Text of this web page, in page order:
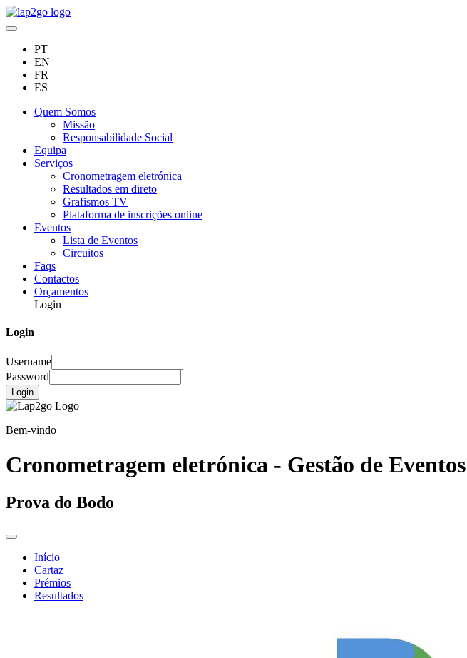
PT
EN
FR
ES
Quem Somos
Missão
Responsabilidade Social
Equipa
Serviços
Cronometragem eletrónica
Resultados em direto
Grafismos TV
Plataforma de inscrições online
Eventos
Lista de Eventos
Circuitos
Faqs
Contactos
Orçamentos
Login
Login
Username
Password
Login
Bem-vindo
Cronometragem eletrónica - Gestão de Eventos
Prova do Bodo
Início
Cartaz
Prémios
Resultados